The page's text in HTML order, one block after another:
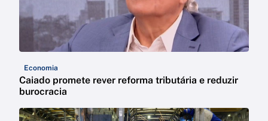
Economia
Caiado promete rever reforma tributária e reduzir
burocracia